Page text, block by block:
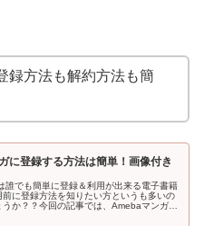
録方法も解約方法も簡
に登録する方法は簡単！画像付き
誰でも簡単に登録＆利用が出来る電子書籍
前に登録方法を知りたい方というも多いの
か？？今回の記事では、Amebaマンガに